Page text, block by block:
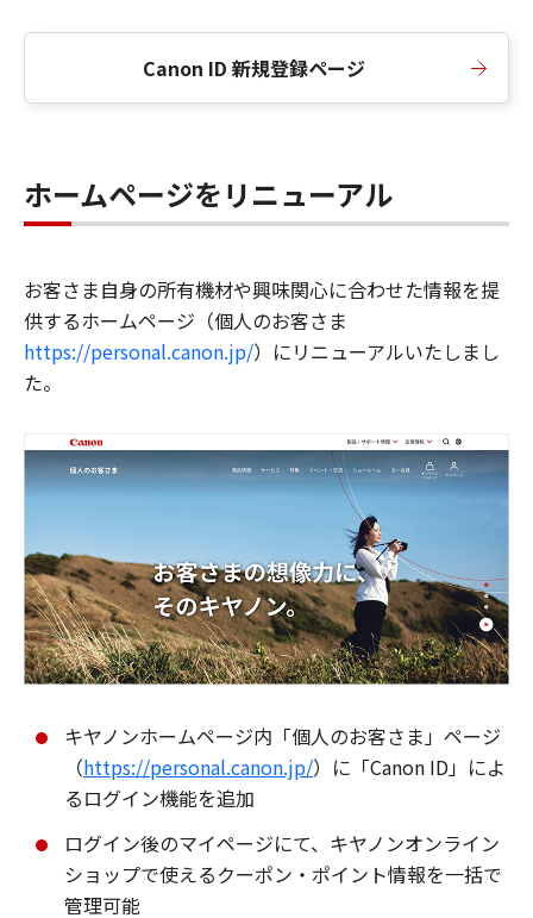
Canon ID 新規登録ページ
ホームページをリニューアル
お客さま自身の所有機材や興味関心に合わせた情報を提
供するホームページ（個人のお客さま
https://personal.canon.jp/）にリニューアルいたしまし
た。
キヤノンホームページ内「個人のお客さま」ページ
（https://personal.canon.jp/）に「Canon ID」によ
るログイン機能を追加
ログイン後のマイページにて、キヤノンオンライン
ショップで使えるクーポン・ポイント情報を一括で
管理可能